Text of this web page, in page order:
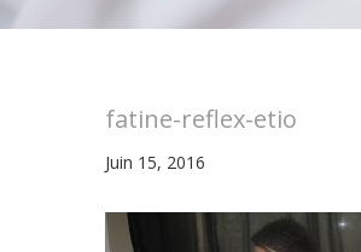
fatine-reflex-etio
Juin 15, 2016